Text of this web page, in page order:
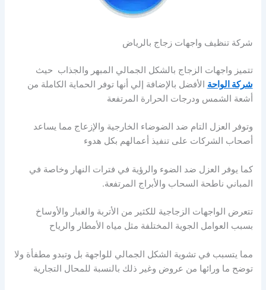
شركة تنظيف واجهات زجاج بالرياض
تتميز واجهات الزجاج بالشكل الجمالي المبهر والجذاب حيث
شركة الواحة الأفضل بالإضافة إلي أنها توفر الحماية الكاملة من
أشعة الشمس ودرجات الحرارة المرتفعة
وتوفر العزل التام ضد الضوضاء الخارجية والإزعاج مما يساعد
أصحاب الشركات على تنفيذ أعمالهم بكل هدوء
كما يوفر العزل ضد الضوء والرؤية في فترات النهار وخاصة في
المباني ناطحة السحاب والأبراج المرتفعة.
تتعرض الواجهات الزجاجية للكثير من الأتربة والغبار والأوساخ
بسبب العوامل الجوية المختلفة مثل مياه الأمطار والرياح
مما يتسبب في تشوية الشكل الجمالي للواجهة بل وتبدو مطفأة ولا
توضح ما ورائها من عروض وغير ذلك بالنسبة للمحال التجارية